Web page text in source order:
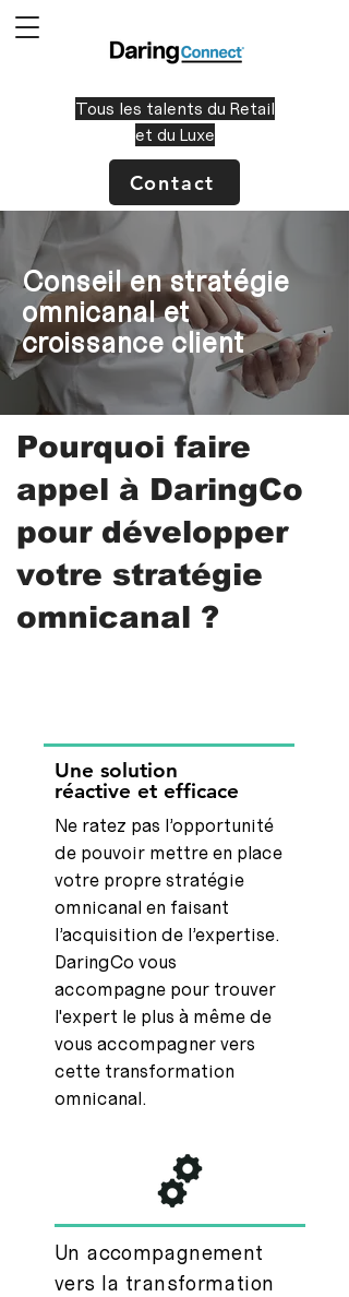
Tous les talents du Retail
et du Luxe
Contact
Conseil en stratégie
omnicanal et
croissance client
Pourquoi faire
appel à DaringCo
pour développer
votre stratégie
omnicanal ?
Une solution
réactive et efficace
Ne ratez pas l’opportunité
de pouvoir mettre en place
votre propre stratégie
omnicanal en faisant
l’acquisition de l’expertise.
DaringCo vous
accompagne pour trouver
l'expert le plus à même de
vous accompagner vers
cette transformation
omnicanal.
Un accompagnement
vers la transformation